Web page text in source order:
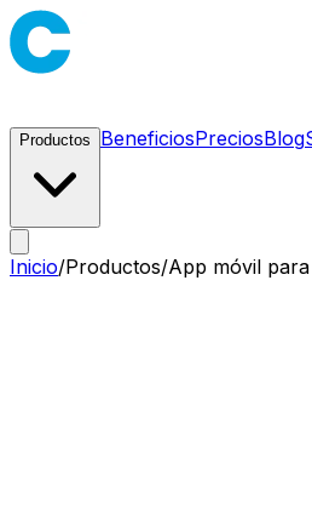
Productos BeneficiosPreciosBlog
Inicio/Productos/App móvil